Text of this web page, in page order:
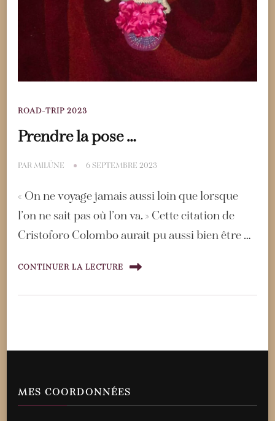
ROAD-TRIP 2023
Prendre la pose …
PAR MILÜNE 6 SEPTEMBRE 2023
« On ne voyage jamais aussi loin que lorsque
l’on ne sait pas où l’on va. » Cette citation de
Cristoforo Colombo aurait pu aussi bien être …
CONTINUER LA LECTURE
MES COORDONNÉES